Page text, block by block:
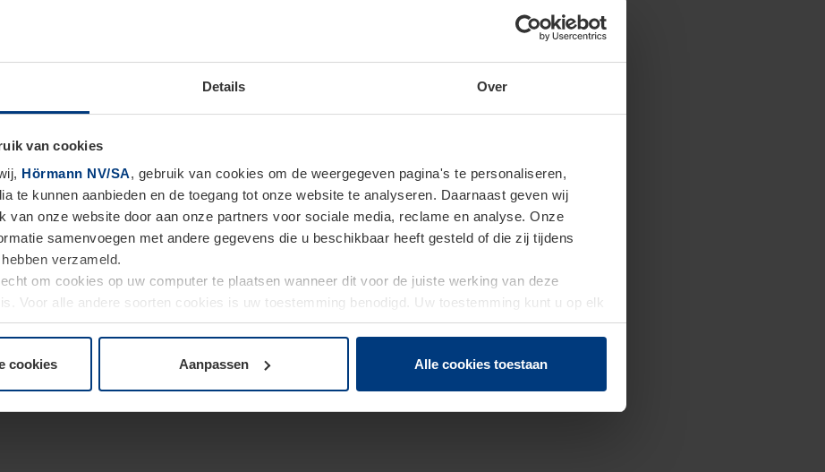
Details Over
van cookies
Hörmann NV/SA, gebruik van cookies om de weergegeven pagina's te personaliseren,
te kunnen aanbieden en de toegang tot onze website te analyseren. Daarnaast geven wij
van onze website door aan onze partners voor sociale media, reclame en analyse. Onze
samenvoegen met andere gegevens die u beschikbaar heeft gesteld of die zij tijdens
verzameld.
om cookies op uw computer te plaatsen wanneer dit voor de juiste werking van deze
Voor alle andere soorten cookies is uw toestemming benodigd. Uw toestemming kunt u op elk
cookies op paginaPrivacyverklaringop onze website wijzigen of herroepen.
cookies Aanpassen Alle cookies toestaan